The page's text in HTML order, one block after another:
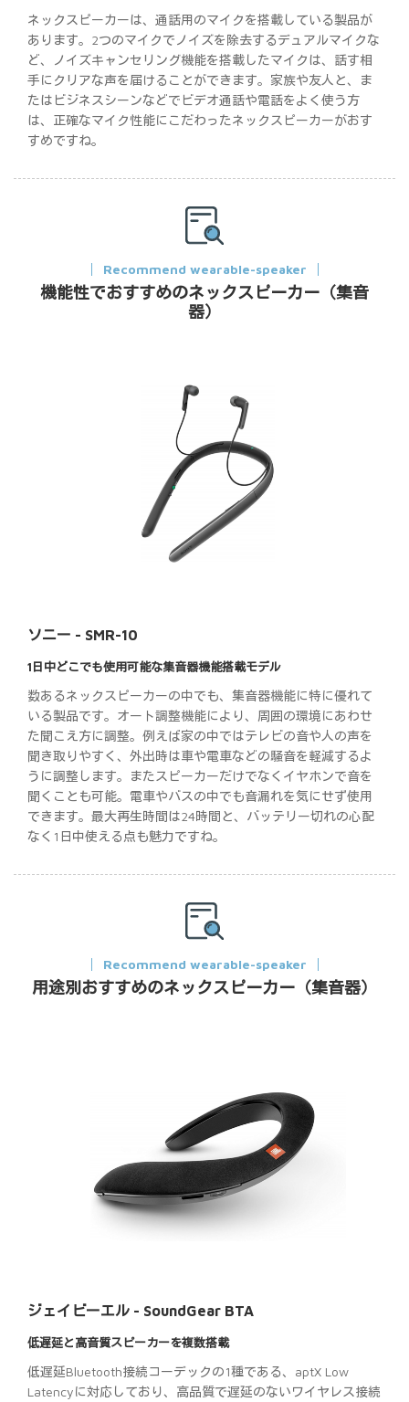
ネックスピーカーは、通話用のマイクを搭載している製品が
あります。2つのマイクでノイズを除去するデュアルマイクな
ど、ノイズキャンセリング機能を搭載したマイクは、話す相
手にクリアな声を届けることができます。家族や友人と、ま
たはビジネスシーンなどでビデオ通話や電話をよく使う方
は、正確なマイク性能にこだわったネックスピーカーがおす
すめですね。
Recommend wearable-speaker
機能性でおすすめのネックスピーカー（集音
器）
ソニー - SMR-10
1日中どこでも使用可能な集音器機能搭載モデル
数あるネックスピーカーの中でも、集音器機能に特に優れて
いる製品です。オート調整機能により、周囲の環境にあわせ
た聞こえ方に調整。例えば家の中ではテレビの音や人の声を
聞き取りやすく、外出時は車や電車などの騒音を軽減するよ
うに調整します。またスピーカーだけでなくイヤホンで音を
聞くことも可能。電車やバスの中でも音漏れを気にせず使用
できます。最大再生時間は24時間と、バッテリー切れの心配
なく1日中使える点も魅力ですね。
Recommend wearable-speaker
用途別おすすめのネックスピーカー（集音器）
ジェイビーエル - SoundGear BTA
低遅延と高音質スピーカーを複数搭載
低遅延Bluetooth接続コーデックの1種である、aptX Low
Latencyに対応しており、高品質で遅延のないワイヤレス接続